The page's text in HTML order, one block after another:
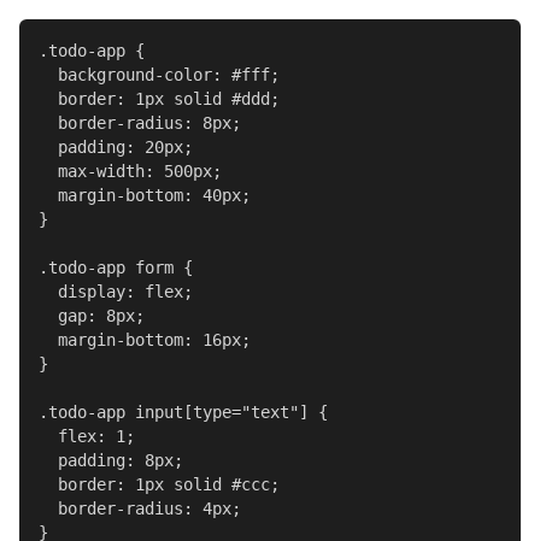
.todo-app {
  background-color: #fff;
  border: 1px solid #ddd;
  border-radius: 8px;
  padding: 20px;
  max-width: 500px;
  margin-bottom: 40px;
}
.todo-app form {
  display: flex;
  gap: 8px;
  margin-bottom: 16px;
}
.todo-app input[type="text"] {
  flex: 1;
  padding: 8px;
  border: 1px solid #ccc;
  border-radius: 4px;
}